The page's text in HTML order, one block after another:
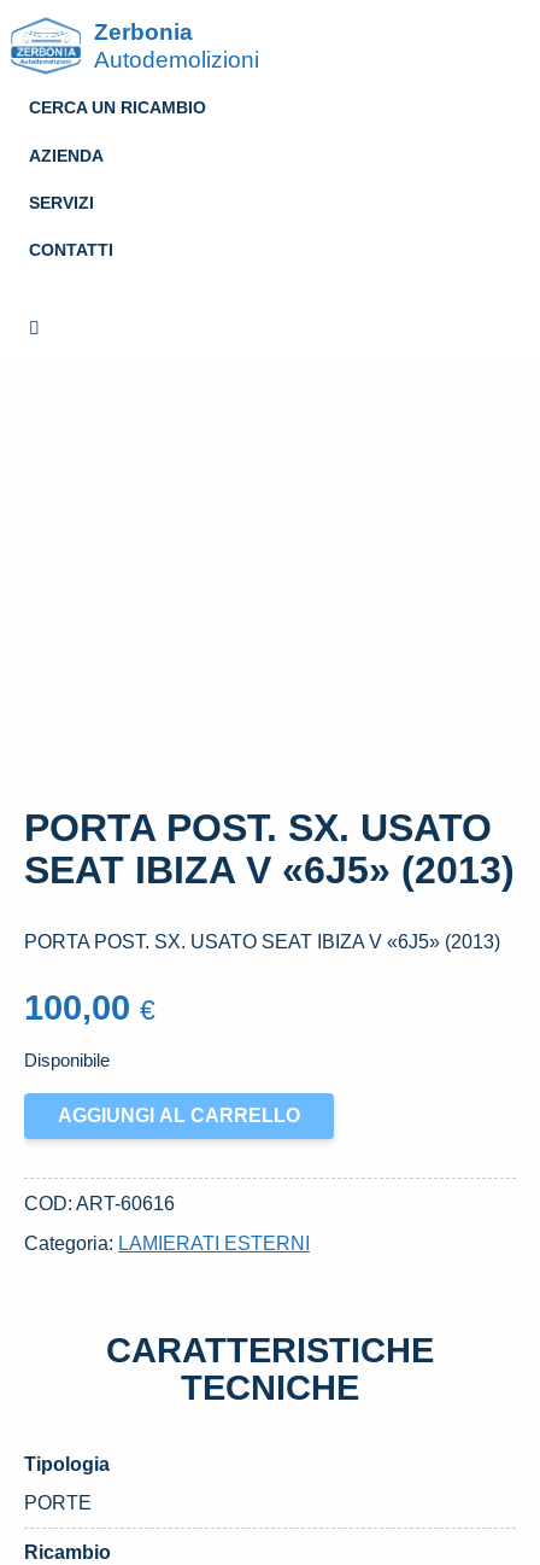
Zerbonia
Autodemolizioni
CERCA UN RICAMBIO
AZIENDA
SERVIZI
CONTATTI
PORTA POST. SX. USATO
SEAT IBIZA V «6J5» (2013)
PORTA POST. SX. USATO SEAT IBIZA V «6J5» (2013)
100,00 €
Disponibile
PORTA
POST.
USATO
AGGIUNGI AL CARRELLO
COD: ART-60616
Categoria: LAMIERATI ESTERNI
CARATTERISTICHE
TECNICHE
Tipologia
PORTE
Ricambio